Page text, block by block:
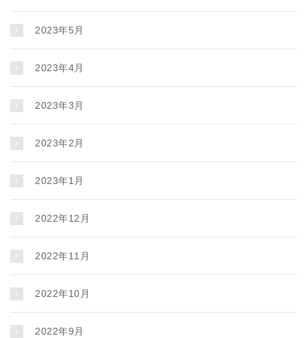
2023年5月
2023年4月
2023年3月
2023年2月
2023年1月
2022年12月
2022年11月
2022年10月
2022年9月